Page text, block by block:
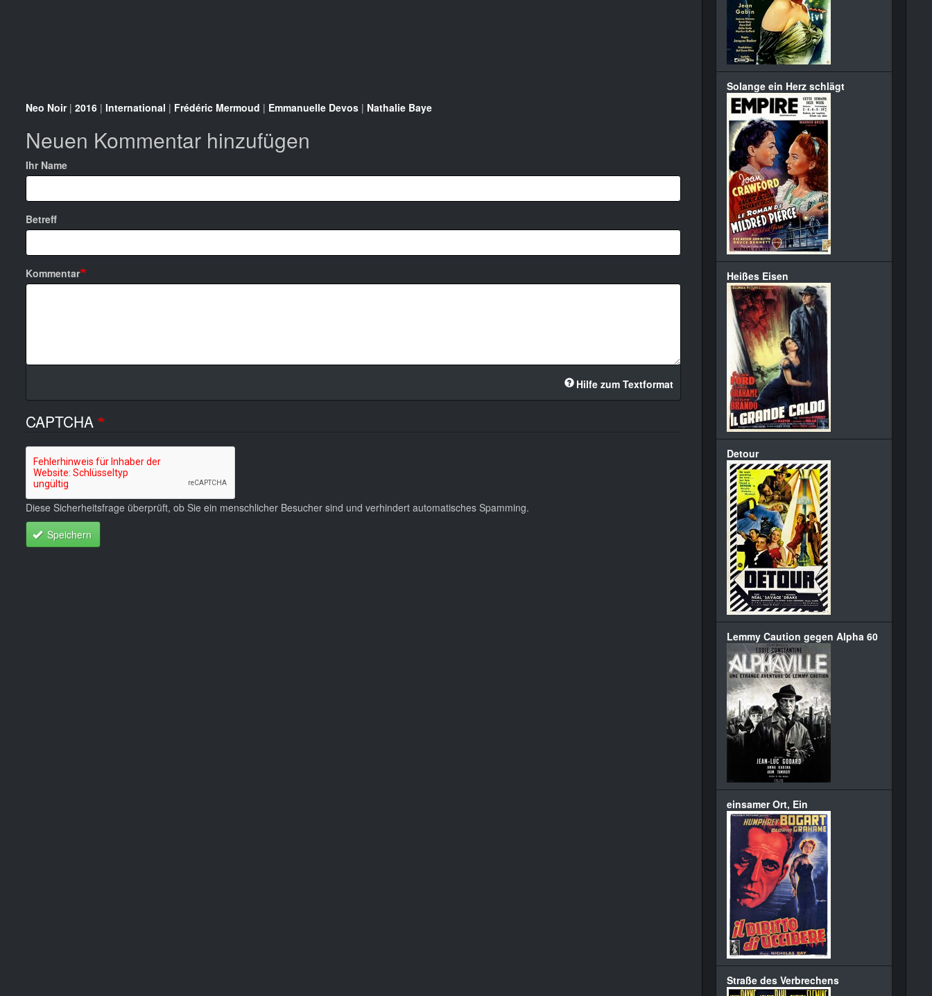
Neo Noir| 2016 | International | Frédéric Mermoud | Emmanuelle Devos | Nathalie Baye
Neuen Kommentar hinzufügen
Ihr Name
Betreff
Kommentar
Hilfe zum Textformat
CAPTCHA
Diese Sicherheitsfrage überprüft, ob Sie ein menschlicher Besucher sind und verhindert automatisches Spamming.
Speichern
Solange ein Herz schlägt
Heißes Eisen
Detour
Lemmy Caution gegen Alpha 60
einsamer Ort, Ein
Straße des Verbrechens